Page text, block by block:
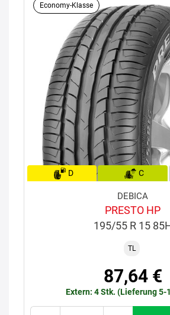
Economy-Klasse
D C
DEBICA
PRESTO HP
195/55 R 15
TL
87,64 €
Extern: 4 Stk. (Lieferung 5-